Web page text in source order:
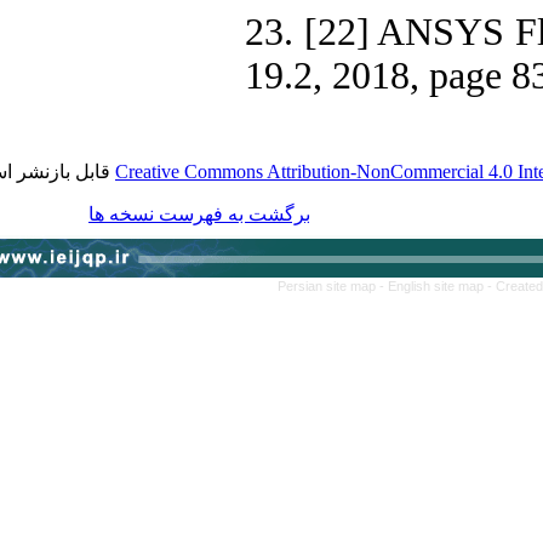
23. [22]
19.2, 2018,
Creative Commons Attribution-NonCommercialقابل بازنشر است.
برگشت به فهرست نسخه ها
Persian site map -English site map